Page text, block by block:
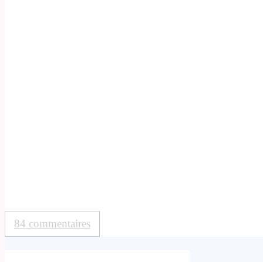
84 commentaires